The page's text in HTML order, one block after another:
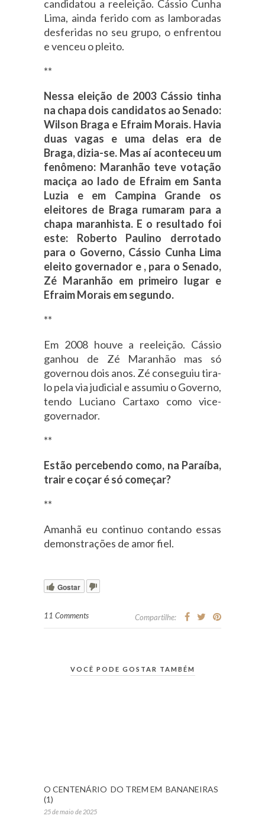
candidatou a reeleição. Cássio Cunha
Lima, ainda ferido com as lamboradas
desferidas no seu grupo, o enfrentou
e venceu o pleito.
**
Nessa eleição de 2003 Cássio tinha
na chapa dois candidatos ao Senado:
Wilson Braga e Efraim Morais. Havia
duas vagas e uma delas era de
Braga, dizia-se. Mas aí aconteceu um
fenômeno: Maranhão teve votação
maciça ao lado de Efraim em Santa
Luzia e em Campina Grande os
eleitores de Braga rumaram para a
chapa maranhista. E o resultado foi
este: Roberto Paulino derrotado
para o Governo, Cássio Cunha Lima
eleito governador e , para o Senado,
Zé Maranhão em primeiro lugar e
Efraim Morais em segundo.
**
Em 2008 houve a reeleição. Cássio
ganhou de Zé Maranhão mas só
governou dois anos. Zé conseguiu tira-
lo pela via judicial e assumiu o Governo,
tendo Luciano Cartaxo como vice-
governador.
**
Estão percebendo como, na Paraíba,
trair e coçar é só começar?
**
Amanhã eu continuo contando essas
demonstrações de amor fiel.
Gostar
11 Comments Compartilhe:
VOCÊ PODE GOSTAR TAMBÉM
O CENTENÁRIO DO TREM EM BANANEIRAS
(1)
25 de maio de 2025